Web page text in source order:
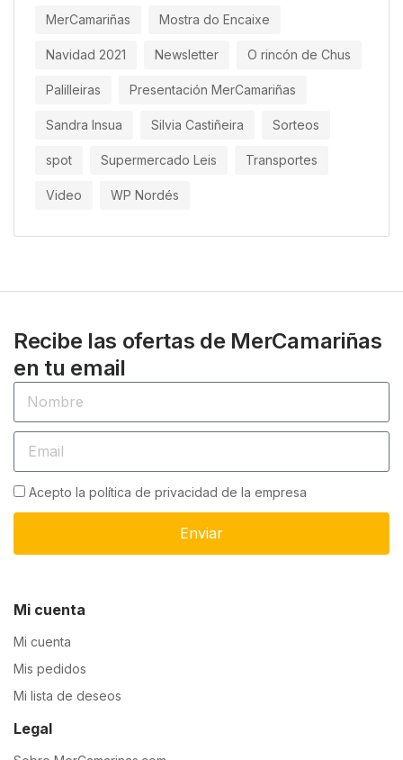
MerCamariñas Mostra do Encaixe
Navidad 2021 Newsletter O rincón de Chus
Palilleiras Presentación MerCamariñas
Sandra Insua Silvia Castiñeira Sorteos
spot Supermercado Leis Transportes
Video WP Nordés
Recibe las ofertas de MerCamariñas
en tu email
Acepto la política de privacidad de la empresa
Enviar
Mi cuenta
Mi cuenta
Mis pedidos
Mi lista de deseos
Legal